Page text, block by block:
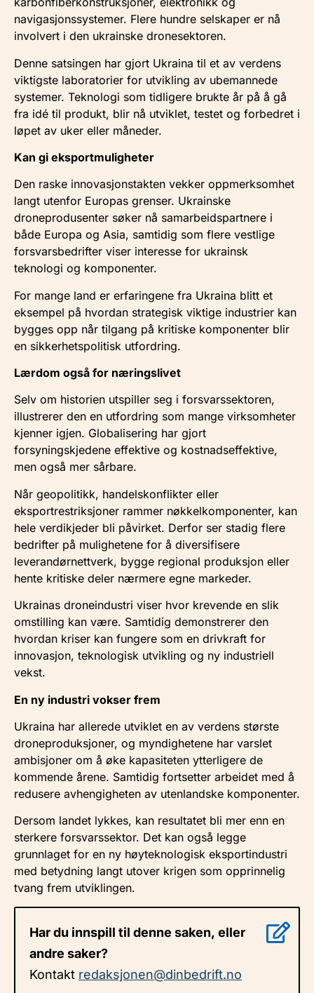
navigasjonssystemer. Flere hundre selskaper er nå
involvert i den ukrainske dronesektoren.
Denne satsingen har gjort Ukraina til et av verdens
viktigste laboratorier for utvikling av ubemannede
systemer. Teknologi som tidligere brukte år på å gå
fra idé til produkt, blir nå utviklet, testet og forbedret i
løpet av uker eller måneder.
Kan gi eksportmuligheter
Den raske innovasjonstakten vekker oppmerksomhet
langt utenfor Europas grenser. Ukrainske
droneprodusenter søker nå samarbeidspartnere i
både Europa og Asia, samtidig som flere vestlige
forsvarsbedrifter viser interesse for ukrainsk
teknologi og komponenter.
For mange land er erfaringene fra Ukraina blitt et
eksempel på hvordan strategisk viktige industrier kan
bygges opp når tilgang på kritiske komponenter blir
en sikkerhetspolitisk utfordring.
Lærdom også for næringslivet
Selv om historien utspiller seg i forsvarssektoren,
illustrerer den en utfordring som mange virksomheter
kjenner igjen. Globalisering har gjort
forsyningskjedene effektive og kostnadseffektive,
men også mer sårbare.
Når geopolitikk, handelskonflikter eller
eksportrestriksjoner rammer nøkkelkomponenter, kan
hele verdikjeder bli påvirket. Derfor ser stadig flere
bedrifter på mulighetene for å diversifisere
leverandørnettverk, bygge regional produksjon eller
hente kritiske deler nærmere egne markeder.
Ukrainas droneindustri viser hvor krevende en slik
omstilling kan være. Samtidig demonstrerer den
hvordan kriser kan fungere som en drivkraft for
innovasjon, teknologisk utvikling og ny industriell
vekst.
En ny industri vokser frem
Ukraina har allerede utviklet en av verdens største
droneproduksjoner, og myndighetene har varslet
ambisjoner om å øke kapasiteten ytterligere de
kommende årene. Samtidig fortsetter arbeidet med å
redusere avhengigheten av utenlandske komponenter.
Dersom landet lykkes, kan resultatet bli mer enn en
sterkere forsvarssektor. Det kan også legge
grunnlaget for en ny høyteknologisk eksportindustri
med betydning langt utover krigen som opprinnelig
tvang frem utviklingen.
Har du innspill til denne saken, eller
andre saker?
Kontakt redaksjonen@dinbedrift.no